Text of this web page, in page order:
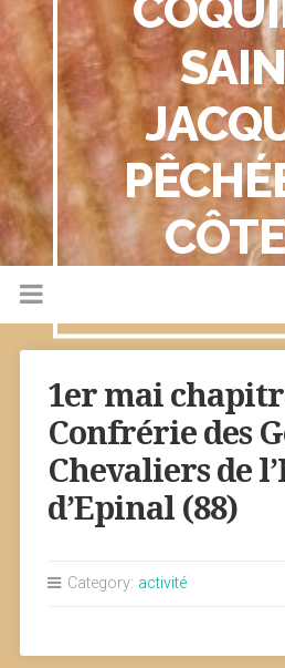
1er mai
Confrérie des
Chevaliers de
d’Epinal (88)
Category: activité